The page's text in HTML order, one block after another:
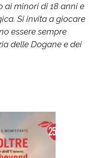
ai minori di 18 anni e
Si invita a giocare
essere sempre
delle Dogane e dei